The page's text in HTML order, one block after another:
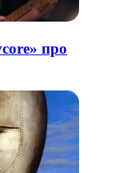
про